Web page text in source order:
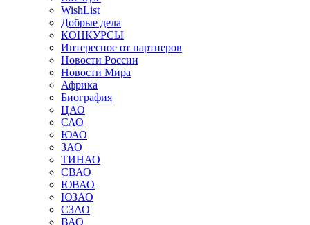
WishList
Добрые дела
КОНКУРСЫ
Интересное от партнеров
Новости России
Новости Мира
Африка
Биография
ЦАО
САО
ЮАО
ЗАО
ТИНАО
СВАО
ЮВАО
ЮЗАО
СЗАО
ВАО